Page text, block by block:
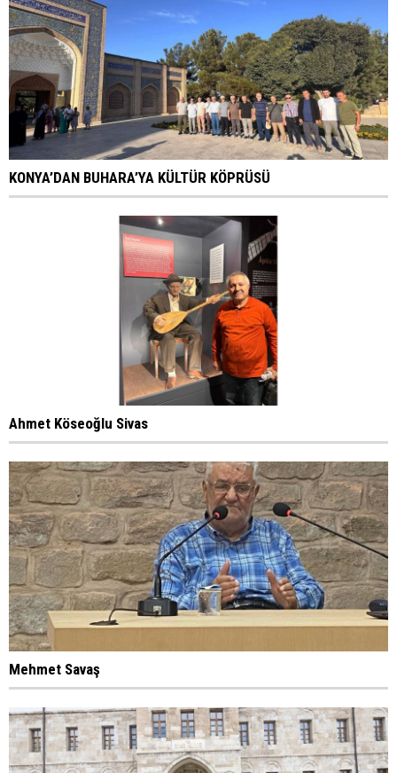
KONYA’DAN BUHARA’YA KÜLTÜR KÖPRÜSÜ
Ahmet Köseoğlu Sivas
Mehmet Savaş